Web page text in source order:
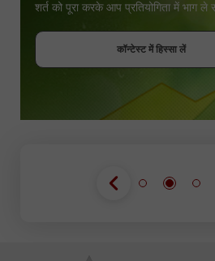
कॉन्टेस्ट में हिस्सा लें
शर्त को पूरा करके आप प्रतियोगिता में भाग
कॉन्टेस्ट में हिस्सा लें
कॉन्टेस्ट में हिस्सा लें